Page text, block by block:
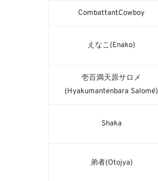
CombattantCowboy
えなこ(Enako)
壱百満天原サロメ
(Hyakumantenbara Salomé)
Shaka
弟者(Otojya)